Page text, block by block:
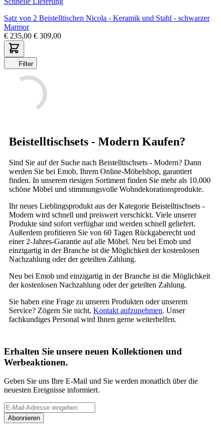
Satz von 2 Beistelltischen Nicola - Keramik und Stahl - schwarzer
Marmor
€ 235,00 € 309,00
Filter
Beistelltischsets - Modern Kaufen?
Sind Sie auf der Suche nach Beistelltischsets - Modern? Dann
werden Sie bei Emob, Ihrem Online-Möbelshop, garantiert
finden. In unserem riesigen Sortiment finden Sie mehr als 10.000
schöne Möbel und stimmungsvolle Wohndekorationsprodukte.
Ihr neues Lieblingsprodukt aus der Kategorie Beistelltischsets -
Modern wird schnell und preiswert verschickt. Viele unserer
Produkte sind sofort verfügbar und werden schnell geliefert.
Außerdem profitieren Sie von 60 Tagen Rückgaberecht und
einer 2-Jahres-Garantie auf alle Möbel. Neu bei Emob und
einzigartig in der Branche ist die Möglichkeit der kostenlosen
Nachzahlung oder der geteilten Zahlung.
Neu bei Emob und einzigartig in der Branche ist die Möglichkeit
der kostenlosen Nachzahlung oder der geteilten Zahlung.
Sie haben eine Frage zu unseren Produkten oder unserem
Service? Zögern Sie nicht, Kontakt aufzunehmen. Unser
fachkundiges Personal wird Ihnen gerne weiterhelfen.
Erhalten Sie unsere neuen Kollektionen und
Werbeaktionen.
Geben Sie uns Ihre E-Mail und Sie werden monatlich über die
neuesten Ereignisse informiert.
Abonnieren